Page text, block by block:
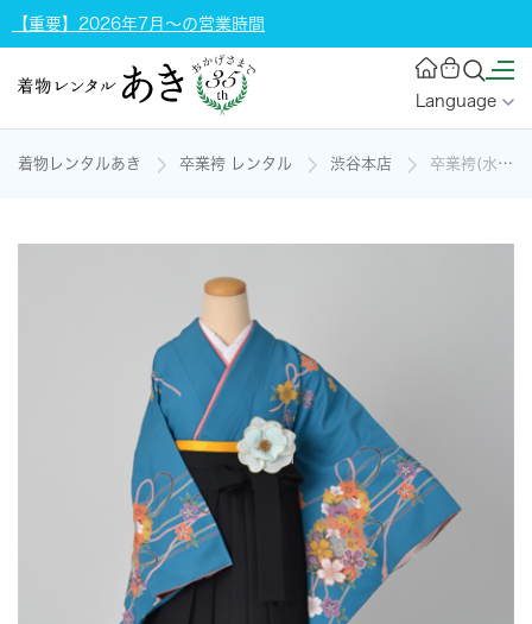
【重要】2026年7月～の営業時間
Language
着物レンタルあき 卒業袴 レンタル 渋谷本店 卒業袴(水色・薬玉)の着物レンタル